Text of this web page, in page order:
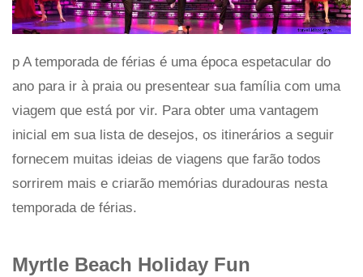
p A temporada de férias é uma época espetacular do
ano para ir à praia ou presentear sua família com uma
viagem que está por vir. Para obter uma vantagem
inicial em sua lista de desejos, os itinerários a seguir
fornecem muitas ideias de viagens que farão todos
sorrirem mais e criarão memórias duradouras nesta
temporada de férias.
Myrtle Beach Holiday Fun